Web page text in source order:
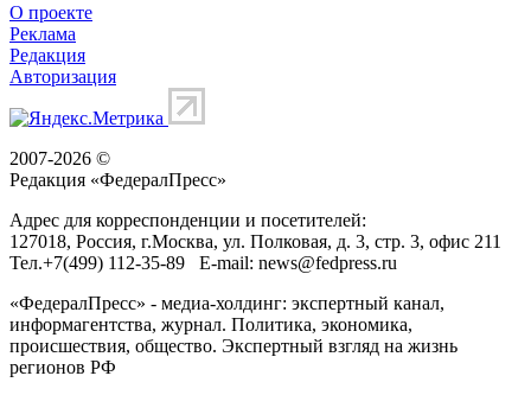
О проекте
Реклама
Редакция
Авторизация
2007-2026 ©
Редакция «ФедералПресс»
Адрес для корреспонденции и посетителей:
127018, Россия, г.Москва, ул. Полковая, д. 3, стр. 3, офис 211
Тел.+7(499) 112-35-89 E-mail: news@fedpress.ru
«ФедералПресс» - медиа-холдинг: экспертный канал,
информагентства, журнал. Политика, экономика,
происшествия, общество. Экспертный взгляд на жизнь
регионов РФ